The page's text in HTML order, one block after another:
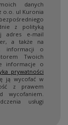
danych
o.o. ul Kuronia
z polityką
adres e-mail
a także na
informacji o
Twoich
informacje o
prywatności
ją wycofać w
z prawem
wycofaniem.
usługi